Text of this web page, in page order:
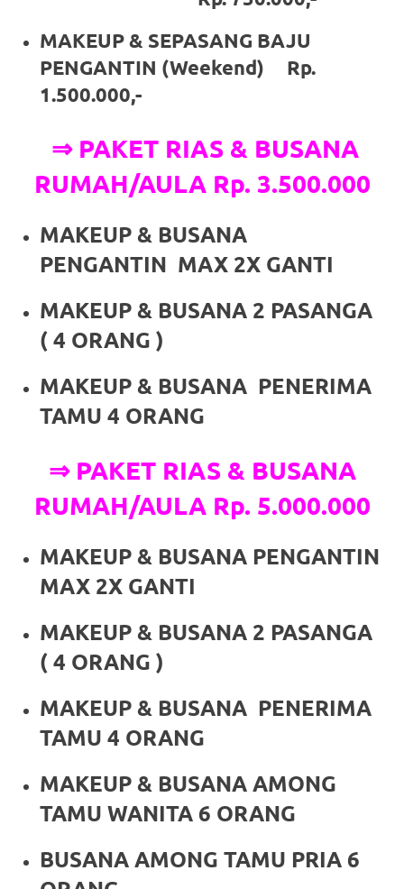
https://www.domainwatches.com
visit
rolex.
content
https://
imitation
https://www.gameswatches.com
wonderful
good
man
luxury
replica
watches.
men's
https://www.drugswatches.com
MAKEUP & SEPASANG BAJU
PENGANTIN (Weekend) Rp.
1.500.000,-
⇒ PAKET RIAS & BUSANA
RUMAH/AULA Rp. 3.500.000
MAKEUP & BUSANA
PENGANTIN MAX 2X GANTI
MAKEUP & BUSANA 2 PASANGA
( 4 ORANG )
MAKEUP & BUSANA PENERIMA
TAMU 4 ORANG
⇒ PAKET RIAS & BUSANA
RUMAH/AULA Rp. 5.000.000
MAKEUP & BUSANA PENGANTIN
MAX 2X GANTI
MAKEUP & BUSANA 2 PASANGA
( 4 ORANG )
MAKEUP & BUSANA PENERIMA
TAMU 4 ORANG
MAKEUP & BUSANA AMONG
TAMU WANITA 6 ORANG
BUSANA AMONG TAMU PRIA 6